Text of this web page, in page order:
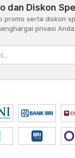
dan Diskon
promo serta diskon
privasi Anda